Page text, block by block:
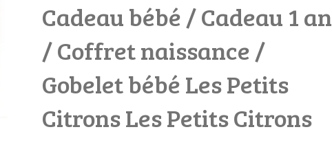
Cadeau bébé / Cadeau 1 an
/ Coffret naissance /
Gobelet bébé Les Petits
Citrons Les Petits Citrons